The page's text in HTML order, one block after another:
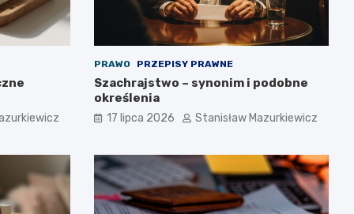
PRAWO PRZEPISY PRAWNE
Szachrajstwo – synonim i podobne
określenia
17 lipca 2026 Stanisław Mazurkiewicz